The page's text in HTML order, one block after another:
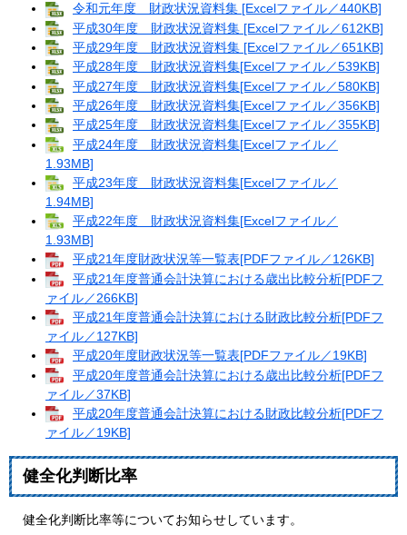
令和元年度 財政状況資料集 [Excelファイル／440KB]
平成30年度 財政状況資料集 [Excelファイル／612KB]
平成29年度 財政状況資料集 [Excelファイル／651KB]
平成28年度 財政状況資料集[Excelファイル／539KB]
平成27年度 財政状況資料集[Excelファイル／580KB]
平成26年度 財政状況資料集[Excelファイル／356KB]
平成25年度 財政状況資料集[Excelファイル／355KB]
平成24年度 財政状況資料集[Excelファイル／
1.93MB]
平成23年度 財政状況資料集[Excelファイル／
1.94MB]
平成22年度 財政状況資料集[Excelファイル／
1.93MB]
平成21年度財政状況等一覧表[PDFファイル／126KB]
平成21年度普通会計決算における歳出比較分析[PDFフ
ァイル／266KB]
平成21年度普通会計決算における財政比較分析[PDFフ
ァイル／127KB]
平成20年度財政状況等一覧表[PDFファイル／19KB]
平成20年度普通会計決算における歳出比較分析[PDFフ
ァイル／37KB]
平成20年度普通会計決算における財政比較分析[PDFフ
ァイル／19KB]
健全化判断比率
健全化判断比率等についてお知らせしています。